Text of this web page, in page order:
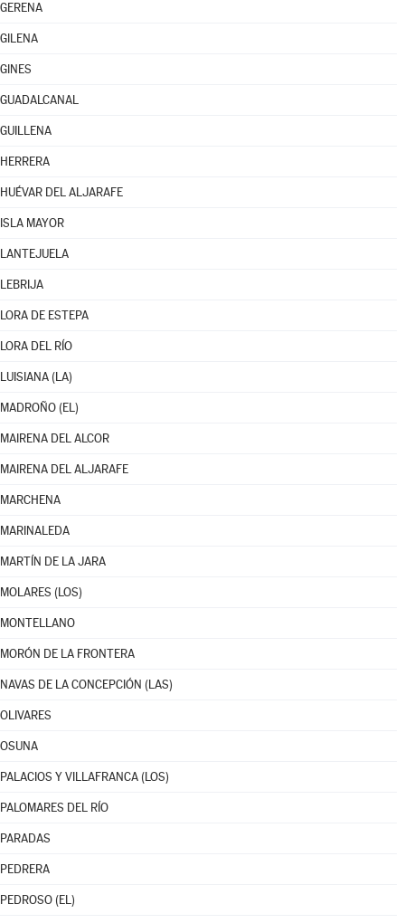
GERENA
GILENA
GINES
GUADALCANAL
GUILLENA
HERRERA
HUÉVAR DEL ALJARAFE
ISLA MAYOR
LANTEJUELA
LEBRIJA
LORA DE ESTEPA
LORA DEL RÍO
LUISIANA (LA)
MADROÑO (EL)
MAIRENA DEL ALCOR
MAIRENA DEL ALJARAFE
MARCHENA
MARINALEDA
MARTÍN DE LA JARA
MOLARES (LOS)
MONTELLANO
MORÓN DE LA FRONTERA
NAVAS DE LA CONCEPCIÓN (LAS)
OLIVARES
OSUNA
PALACIOS Y VILLAFRANCA (LOS)
PALOMARES DEL RÍO
PARADAS
PEDRERA
PEDROSO (EL)